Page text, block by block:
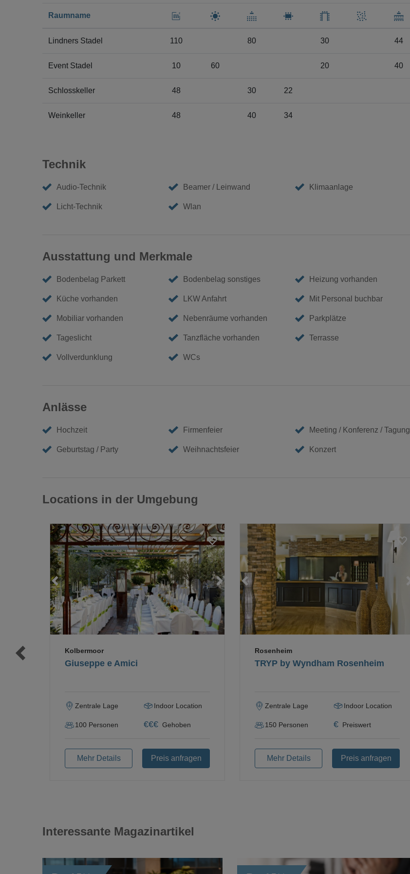
Raumname
Lindners Stadel 110 80 30 44
Event Stadel 10 60 20 40
Schlosskeller 48 30 22
Weinkeller 48 40 34
Technik
Audio-Technik Beamer / Leinwand Klimaanlage
Licht-Technik Wlan
Ausstattung und Merkmale
Bodenbelag Parkett Bodenbelag sonstiges Heizung vorhanden
Küche vorhanden LKW Anfahrt Mit Personal buchbar
Mobiliar vorhanden Nebenräume vorhanden Parkplätze
Tageslicht Tanzfläche vorhanden Terrasse
Vollverdunklung WCs
Anlässe
Hochzeit Firmenfeier Meeting / Konferenz / Tagung
Geburtstag / Party Weihnachtsfeier Konzert
Locations in der Umgebung
Loading... Loading...
Giuseppe e Amici
Kolbermoor
Zentrale Lage Indoor Location
100 Personen €€€ Gehoben
Mehr Details Preis anfragen
Loading... Loading...
TRYP by Wyndham Rosenheim
Rosenheim
Zentrale Lage Indoor Location
150 Personen € Preiswert
Mehr Details Preis anfragen
Loading...
Interessante Magazinartikel